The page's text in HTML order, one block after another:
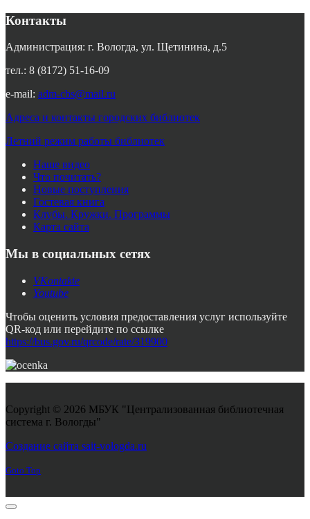
Контакты
Администрация: г. Вологда, ул. Щетинина, д.5
тел.: 8 (8172) 51-16-09
e-mail: adm-cbs@mail.ru
Адреса и контакты городских библиотек
Летний режим работы библиотек
Наше видео
Что почитать?
Новые поступления
Гостевая книга
Клубы. Кружки. Программы
Карта сайта
Мы в социальных сетях
VKontakte
Youtube
Чтобы оценить условия предоставления услуг используйте
QR-код или перейдите по ссылке
https://bus.gov.ru/qrcode/rate/319900
Copyright © 2026 МБУК "Централизованная библиотечная
система г. Вологды"
Создание сайта sait-vologda.ru
Goto Top